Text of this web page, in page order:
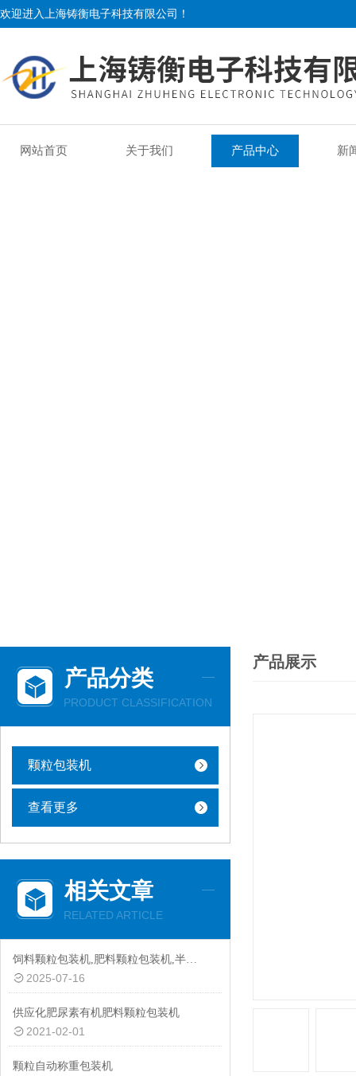
欢迎进入上海铸衡电子科技有限公司！
网站首页 关于我们 产品中心 新
产品分类
PRODUCT CLASSIFICATION
颗粒包装机
查看更多
相关文章
RELATED ARTICLE
饲料颗粒包装机,肥料颗粒包装机,半自动颗粒包装机厂家
2025-07-16
供应化肥尿素有机肥料颗粒包装机
2021-02-01
颗粒自动称重包装机
产品展示